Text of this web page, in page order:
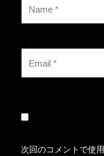
次回のコメントで使